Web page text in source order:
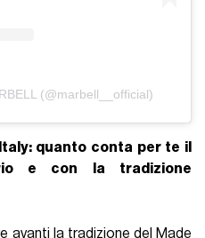
(@marbell__official)
quanto conta per te il
e con la tradizione
avanti la tradizione del Made